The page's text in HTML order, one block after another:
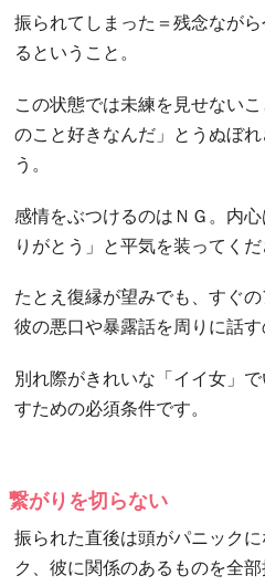
振られてしまった＝残念なが
るということ。
この状態では未練を見せない
のこと好きなんだ」とうぬぼ
う。
感情をぶつけるのはＮＧ。内
りがとう」と平気を装ってくだ
たとえ復縁が望みでも、すぐの
彼の悪口や暴露話を周りに話す
別れ際がきれいな「イイ女」
すための必須条件です。
繋がりを切らない
振られた直後は頭がパニック
ク、彼に関係のあるものを全